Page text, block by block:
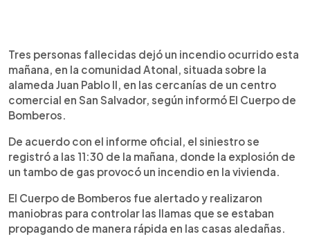
Escuchar artículo
Tres personas fallecidas dejó un incendio ocurrido esta
mañana, en la comunidad Atonal, situada sobre la
alameda Juan Pablo II, en las cercanías de un centro
comercial en San Salvador, según informó El Cuerpo de
Bomberos.
De acuerdo con el informe oficial, el siniestro se
registró a las 11:30 de la mañana, donde la explosión de
un tambo de gas provocó un incendio en la vivienda.
El Cuerpo de Bomberos fue alertado y realizaron
maniobras para controlar las llamas que se estaban
propagando de manera rápida en las casas aledañas.